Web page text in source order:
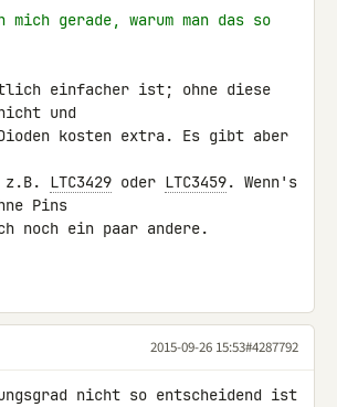
gerade, warum man das so
einfacher ist; ohne diese
und
kosten extra. Es gibt aber
z.B. LTC3429 oder LTC3459. Wenn's
Pins
noch ein paar andere.
2015-09-26 15:53#4287792
nicht so entscheidend ist